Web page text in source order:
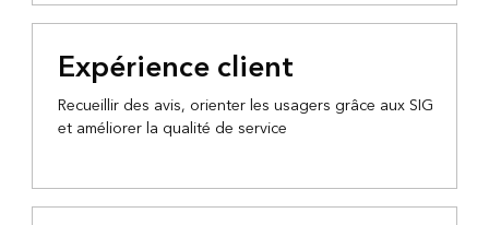
Expérience client
Recueillir des avis, orienter les usagers grâce aux SIG
et améliorer la qualité de service